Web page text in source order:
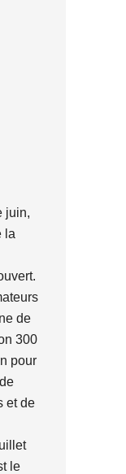
juin,
la
de
300
pour
et de
le